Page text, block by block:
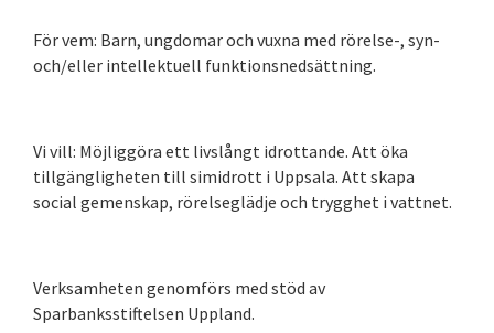
För vem: Barn, ungdomar och vuxna med rörelse-, syn-
och/eller intellektuell funktionsnedsättning.
Vi vill: Möjliggöra ett livslångt idrottande. Att öka
tillgängligheten till simidrott i Uppsala. Att skapa
social gemenskap, rörelseglädje och trygghet i vattnet.
Verksamheten genomförs med stöd av
Sparbanksstiftelsen Uppland.